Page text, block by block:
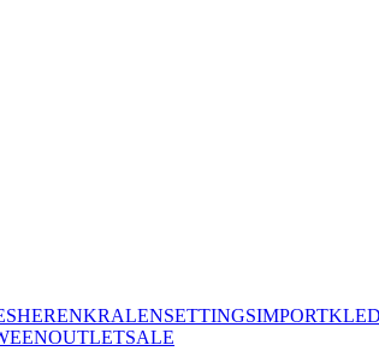
HERENKRALENSETTINGSIMPORT
OUTLETSALE